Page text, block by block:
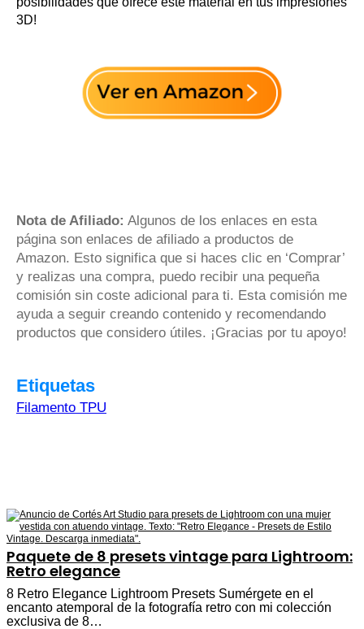
3D!
Nota de Afiliado: Algunos de los enlaces en esta
página son enlaces de afiliado a productos de
Amazon. Esto significa que si haces clic en ‘Comprar’
y realizas una compra, puedo recibir una pequeña
comisión sin coste adicional para ti. Esta comisión me
ayuda a seguir creando contenido y recomendando
productos que considero útiles. ¡Gracias por tu apoyo!
Etiquetas
Filamento TPU
Paquete de 8 presets vintage para Lightroom:
Retro elegance
8 Retro Elegance Lightroom Presets Sumérgete en el
encanto atemporal de la fotografía retro con mi colección
exclusiva de 8…